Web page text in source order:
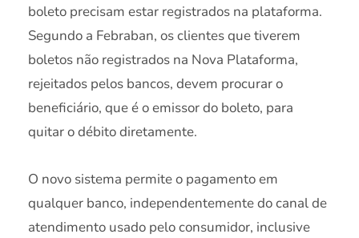
boleto precisam estar registrados na plataforma.
Segundo a Febraban, os clientes que tiverem
boletos não registrados na Nova Plataforma,
rejeitados pelos bancos, devem procurar o
beneficiário, que é o emissor do boleto, para
quitar o débito diretamente.
O novo sistema permite o pagamento em
qualquer banco, independentemente do canal de
atendimento usado pelo consumidor, inclusive